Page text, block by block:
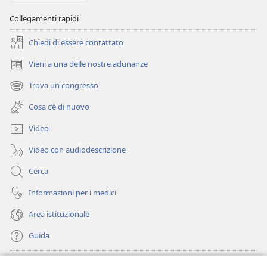
modoin
Collegamenti rapidi
Chiedi di essere contattato
Vieni a una delle nostre adunanze
(apre
una
nuova
finestra)
Trova un congresso
(apre
una
nuova
finestra)
Cosa c’è di nuovo
Video
Video con audiodescrizione
Cerca
Informazioni per i medici
Area istituzionale
Guida